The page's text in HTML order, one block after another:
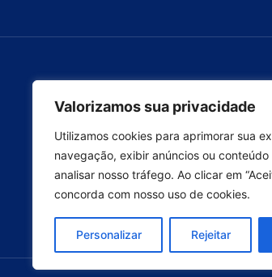
Valorizamos sua privacidade
Utilizamos cookies para aprimorar sua
navegação, exibir anúncios ou
analisar nosso tráfego. Ao clicar em
concorda com nosso uso de cookies.
Personalizar Rejeitar
A crise hídrica exige soluções
construir projetos de água mineral
social, ambiental e